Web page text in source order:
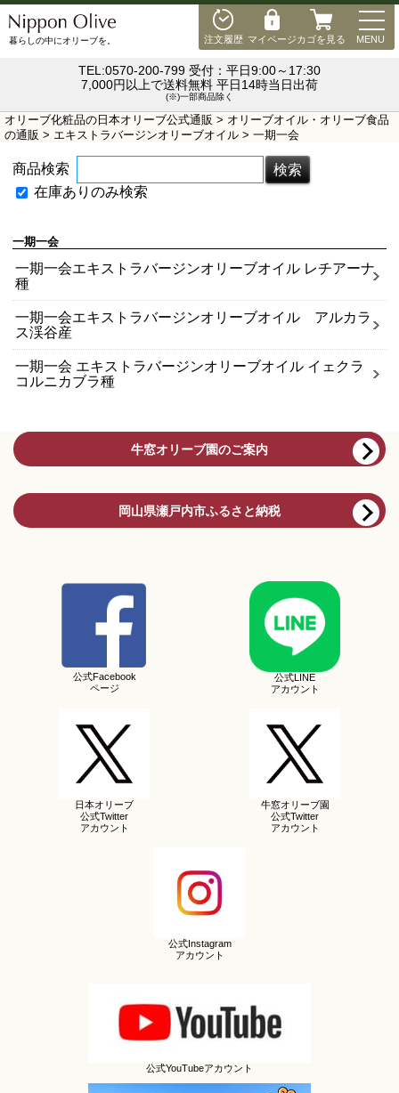
注文履歴 マイページカゴを見る MENU
暮らしの中にオリーブを。
TEL:0570-200-799 受付：平日9:00～17:30
7,000円以上で送料無料 平日14時当日出荷
(※)一部商品除く
オリーブ化粧品の日本オリーブ公式通販 > オリーブオイル・オリーブ食品
の通販 > エキストラバージンオリーブオイル > 一期一会
商品検索
在庫ありのみ検索
一期一会
一期一会エキストラバージンオリーブオイル レチアーナ
種
一期一会エキストラバージンオリーブオイル アルカラ
ス渓谷産
一期一会 エキストラバージンオリーブオイル イェクラ
コルニカブラ種
牛窓オリーブ園のご案内
岡山県瀬戸内市ふるさと納税
公式Facebook
ページ
公式LINE
アカウント
日本オリーブ
公式Twitter
アカウント
牛窓オリーブ園
公式Twitter
アカウント
公式Instagram
アカウント
公式YouTubeアカウント